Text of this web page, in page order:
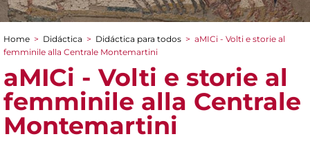
You are here
Home > Didáctica > Didáctica para todos > aMICi - Volti e storie al
femminile alla Centrale Montemartini
aMICi - Volti e storie al
femminile alla Centrale
Montemartini